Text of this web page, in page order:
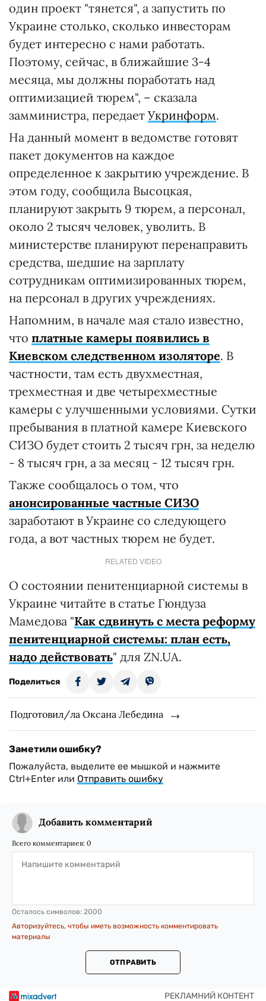
один проект "тянется", а запустить по
Украине столько, сколько инвесторам
будет интересно с нами работать.
Поэтому, сейчас, в ближайшие 3-4
месяца, мы должны поработать над
оптимизацией тюрем", – сказала
замминистра, передает Укринформ.
На данный момент в ведомстве готовят
пакет документов на каждое
определенное к закрытию учреждение. В
этом году, сообщила Высоцкая,
планируют закрыть 9 тюрем, а персонал,
около 2 тысяч человек, уволить. В
министерстве планируют перенаправить
средства, шедшие на зарплату
сотрудникам оптимизированных тюрем,
на персонал в других учреждениях.
Напомним, в начале мая стало известно,
что платные камеры появились в
Киевском следственном изоляторе. В
частности, там есть двухместная,
трехместная и две четырехместные
камеры с улучшенными условиями. Сутки
пребывания в платной камере Киевского
СИЗО будет стоить 2 тысяч грн, за неделю
- 8 тысяч грн, а за месяц - 12 тысяч грн.
Также сообщалось о том, что
анонсированные частные СИЗО
заработают в Украине со следующего
года, а вот частных тюрем не будет.
RELATED VIDEO
О состоянии пенитенциарной системы в
Украине читайте в статье Гюндуза
Мамедова "Как сдвинуть с места реформу
пенитенциарной системы: план есть,
надо действовать" для ZN.UA.
Поделиться
Подготовил/ла Оксана Лебедина
Заметили ошибку?
Пожалуйста, выделите ее мышкой и нажмите
Ctrl+Enter или Отправить ошибку
Добавить комментарий
Всего комментариев: 0
Осталось символов: 2000
Авторизуйтесь, чтобы иметь возможность комментировать
материалы
ОТПРАВИТЬ